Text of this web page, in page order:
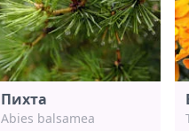
Пихта
Abies balsamea